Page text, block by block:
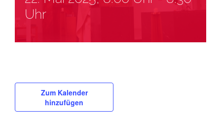
Uhr
Zum Kalender
hinzufügen